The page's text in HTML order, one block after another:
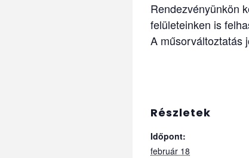
Rendezvényünkön
felületeinken is
A műsorváltoztatás
Részletek
Időpont:
február 18